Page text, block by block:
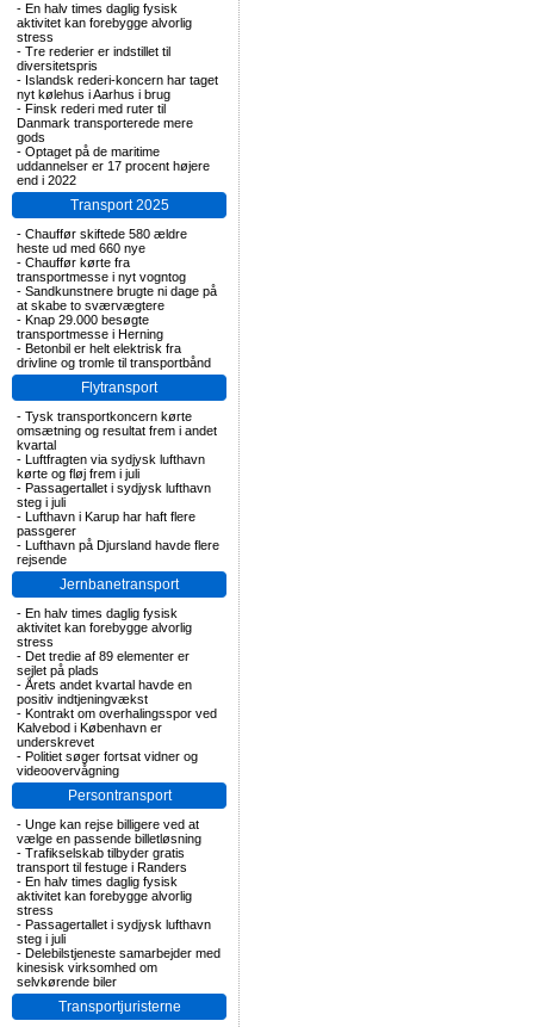
- En halv times daglig fysisk
aktivitet kan forebygge alvorlig
stress
- Tre rederier er indstillet til
diversitetspris
- Islandsk rederi-koncern har taget
nyt kølehus i Aarhus i brug
- Finsk rederi med ruter til
Danmark transporterede mere
gods
- Optaget på de maritime
uddannelser er 17 procent højere
end i 2022
Transport 2025
- Chauffør skiftede 580 ældre
heste ud med 660 nye
- Chauffør kørte fra
transportmesse i nyt vogntog
- Sandkunstnere brugte ni dage på
at skabe to sværvægtere
- Knap 29.000 besøgte
transportmesse i Herning
- Betonbil er helt elektrisk fra
drivline og tromle til transportbånd
Flytransport
- Tysk transportkoncern kørte
omsætning og resultat frem i andet
kvartal
- Luftfragten via sydjysk lufthavn
kørte og fløj frem i juli
- Passagertallet i sydjysk lufthavn
steg i juli
- Lufthavn i Karup har haft flere
passgerer
- Lufthavn på Djursland havde flere
rejsende
Jernbanetransport
- En halv times daglig fysisk
aktivitet kan forebygge alvorlig
stress
- Det tredie af 89 elementer er
sejlet på plads
- Årets andet kvartal havde en
positiv indtjeningvækst
- Kontrakt om overhalingsspor ved
Kalvebod i København er
underskrevet
- Politiet søger fortsat vidner og
videoovervågning
Persontransport
- Unge kan rejse billigere ved at
vælge en passende billetløsning
- Trafikselskab tilbyder gratis
transport til festuge i Randers
- En halv times daglig fysisk
aktivitet kan forebygge alvorlig
stress
- Passagertallet i sydjysk lufthavn
steg i juli
- Delebilstjeneste samarbejder med
kinesisk virksomhed om
selvkørende biler
Transportjuristerne